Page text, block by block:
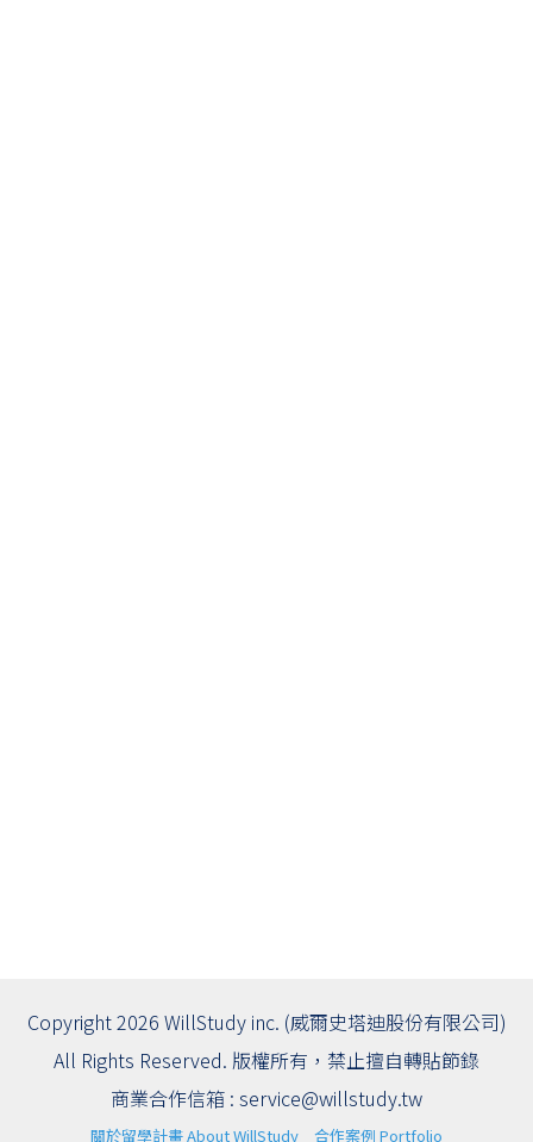
Copyright 2026 WillStudy inc. (威爾史塔迪股份有限公司)
All Rights Reserved. 版權所有，禁止擅自轉貼節錄
商業合作信箱 : service@willstudy.tw
關於留學計畫 About WillStudy 合作案例 Portfolio